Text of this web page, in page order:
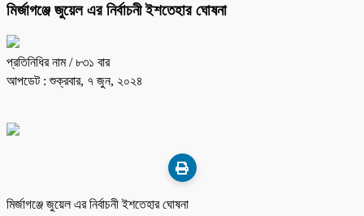
মির্জাগঞ্জে জুয়েল এর নির্বাচনী ইশতেহার ঘোষনা
প্রতিনিধির নাম/ ৮৩১ বার
আপডেট : শুক্রবার, ৭ জুন, ২০২৪
মির্জাগঞ্জে জুয়েল এর নির্বাচনী ইশতেহার ঘোষনা